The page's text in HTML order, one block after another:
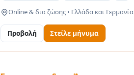
Online & δια ζώσης • Ελλάδα και Γερμανία
Προβολή Στείλε μήνυμα